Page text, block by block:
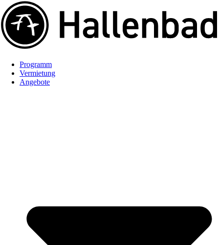
Programm
Vermietung
Angebote